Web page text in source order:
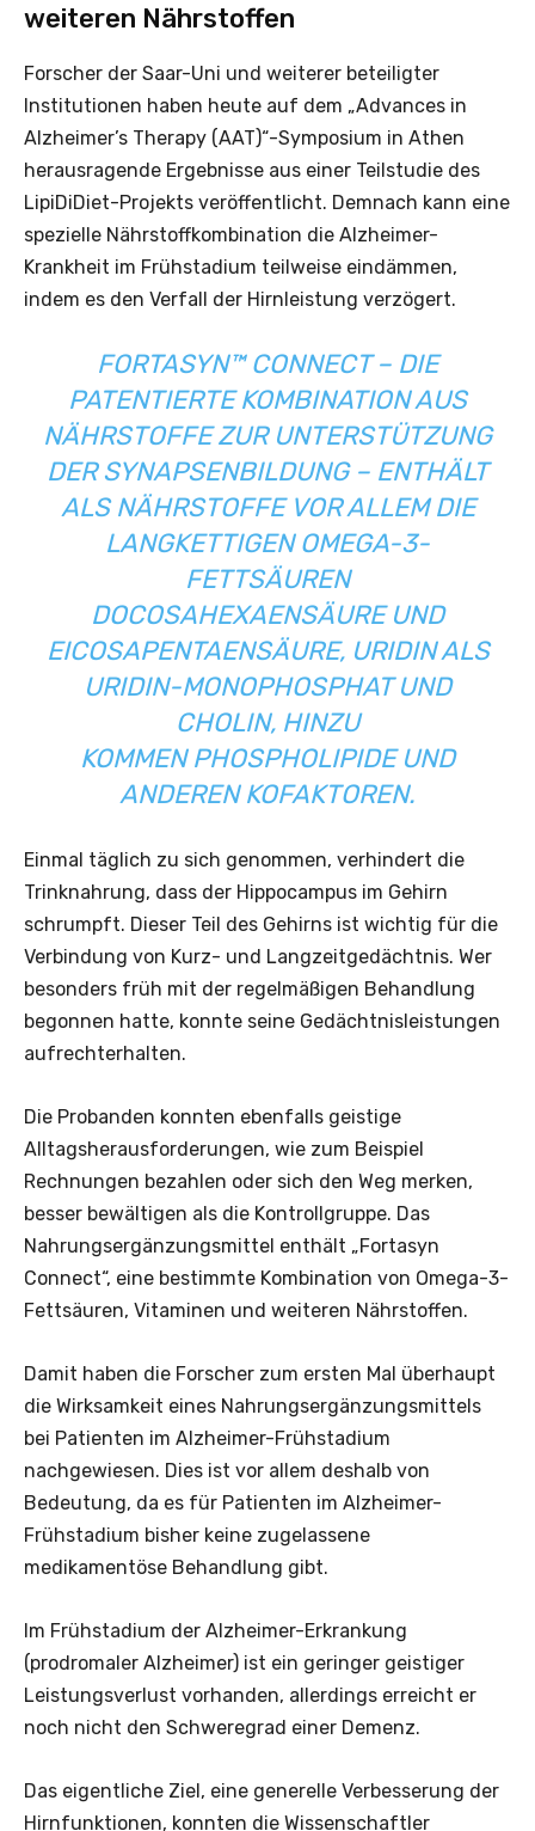
weiteren Nährstoffen
Forscher der Saar-Uni und weiterer beteiligter
Institutionen haben heute auf dem „Advances in
Alzheimer’s Therapy (AAT)“-Symposium in Athen
herausragende Ergebnisse aus einer Teilstudie des
LipiDiDiet-Projekts veröffentlicht. Demnach kann eine
spezielle Nährstoffkombination die Alzheimer-
Krankheit im Frühstadium teilweise eindämmen,
indem es den Verfall der Hirnleistung verzögert.
FORTASYN™ CONNECT – DIE
PATENTIERTE KOMBINATION AUS
NÄHRSTOFFE ZUR UNTERSTÜTZUNG
DER SYNAPSENBILDUNG – ENTHÄLT
ALS NÄHRSTOFFE VOR ALLEM DIE
LANGKETTIGEN OMEGA-3-
FETTSÄUREN
DOCOSAHEXAENSÄURE UND
EICOSAPENTAENSÄURE, URIDIN ALS
URIDIN-MONOPHOSPHAT UND
CHOLIN, HINZU
KOMMEN PHOSPHOLIPIDE UND
ANDEREN KOFAKTOREN.
Einmal täglich zu sich genommen, verhindert die
Trinknahrung, dass der Hippocampus im Gehirn
schrumpft. Dieser Teil des Gehirns ist wichtig für die
Verbindung von Kurz- und Langzeitgedächtnis. Wer
besonders früh mit der regelmäßigen Behandlung
begonnen hatte, konnte seine Gedächtnisleistungen
aufrechterhalten.
Die Probanden konnten ebenfalls geistige
Alltagsherausforderungen, wie zum Beispiel
Rechnungen bezahlen oder sich den Weg merken,
besser bewältigen als die Kontrollgruppe. Das
Nahrungsergänzungsmittel enthält „Fortasyn
Connect“, eine bestimmte Kombination von Omega-3-
Fettsäuren, Vitaminen und weiteren Nährstoffen.
Damit haben die Forscher zum ersten Mal überhaupt
die Wirksamkeit eines Nahrungsergänzungsmittels
bei Patienten im Alzheimer-Frühstadium
nachgewiesen. Dies ist vor allem deshalb von
Bedeutung, da es für Patienten im Alzheimer-
Frühstadium bisher keine zugelassene
medikamentöse Behandlung gibt.
Im Frühstadium der Alzheimer-Erkrankung
(prodromaler Alzheimer) ist ein geringer geistiger
Leistungsverlust vorhanden, allerdings erreicht er
noch nicht den Schweregrad einer Demenz.
Das eigentliche Ziel, eine generelle Verbesserung der
Hirnfunktionen, konnten die Wissenschaftler